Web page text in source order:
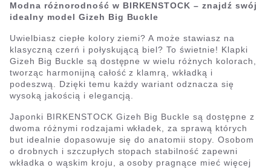
Modna różnorodność w BIRKENSTOCK – znajdź swój
idealny model Gizeh Big Buckle
Uwielbiasz ciepłe kolory ziemi? A może stawiasz na
klasyczną czerń i połyskującą biel? To świetnie! Klapki
Gizeh Big Buckle są dostępne w wielu różnych kolorach,
tworząc harmonijną całość z klamrą, wkładką i
podeszwą. Dzięki temu każdy wariant odznacza się
wysoką jakością i elegancją.
Japonki BIRKENSTOCK Gizeh Big Buckle są dostępne z
dwoma różnymi rodzajami wkładek, za sprawą których
but idealnie dopasowuje się do anatomii stopy. Osobom
o drobnych i szczupłych stopach stabilność zapewni
wkładka o wąskim kroju, a osoby pragnące mieć więcej